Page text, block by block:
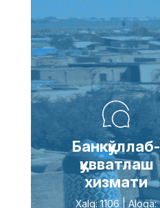
Банкқўллаб-
қувватлаш
хизмати
Xalq: 1106 | Aloqa: